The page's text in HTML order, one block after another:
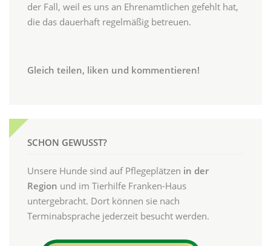
der Fall, weil es uns an Ehrenamtlichen gefehlt hat,
die das dauerhaft regelmäßig betreuen.
Gleich teilen, liken und kommentieren!
SCHON GEWUSST?
Unsere Hunde sind auf Pflegeplätzen in der
Region und im Tierhilfe Franken-Haus
untergebracht. Dort können sie nach
Terminabsprache jederzeit besucht werden.